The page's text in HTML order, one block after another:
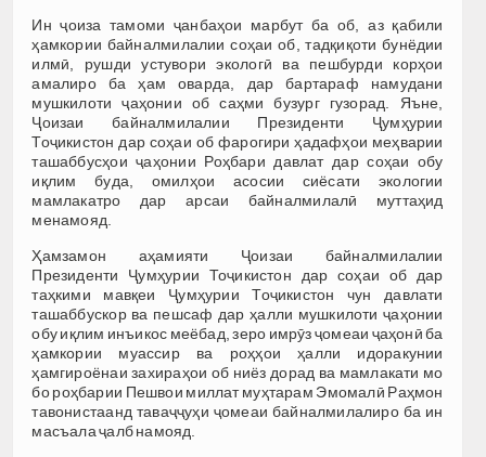
Ин ҷоиза тамоми ҷанбаҳои марбут ба об, аз қабили
ҳамкории байналмилалии соҳаи об, тадқиқоти бунёдии
илмӣ, рушди устувори экологӣ ва пешбурди корҳои
амалиро ба ҳам оварда, дар бартараф намудани
мушкилоти ҷаҳонии об саҳми бузург гузорад. Яъне,
Ҷоизаи байналмилалии Президенти Ҷумҳурии
Тоҷикистон дар соҳаи об фарогири ҳадафҳои меҳварии
ташаббусҳои ҷаҳонии Роҳбари давлат дар соҳаи обу
иқлим буда, омилҳои асосии сиёсати экологии
мамлакатро дар арсаи байналмилалӣ муттаҳид
менамояд.
Ҳамзамон аҳамияти Ҷоизаи байналмилалии
Президенти Ҷумҳурии Тоҷикистон дар соҳаи об дар
таҳкими мавқеи Ҷумҳурии Тоҷикистон чун давлати
ташаббускор ва пешсаф дар ҳалли мушкилоти ҷаҳонии
обу иқлим инъикос меёбад, зеро имрӯз ҷомеаи ҷаҳонӣ ба
ҳамкории муассир ва роҳҳои ҳалли идоракунии
ҳамгироёнаи захираҳои об ниёз дорад ва мамлакати мо
бо роҳбарии Пешвои миллат муҳтарам Эмомалӣ Раҳмон
тавонистаанд таваҷҷуҳи ҷомеаи байналмилалиро ба ин
масъала ҷалб намояд.